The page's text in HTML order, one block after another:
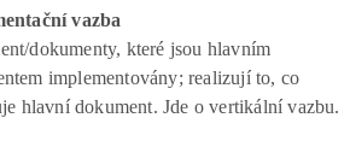
vazba
dokumenty, které jsou hlavním
implementovány; realizují to, co
hlavní dokument. Jde o vertikální vazbu.